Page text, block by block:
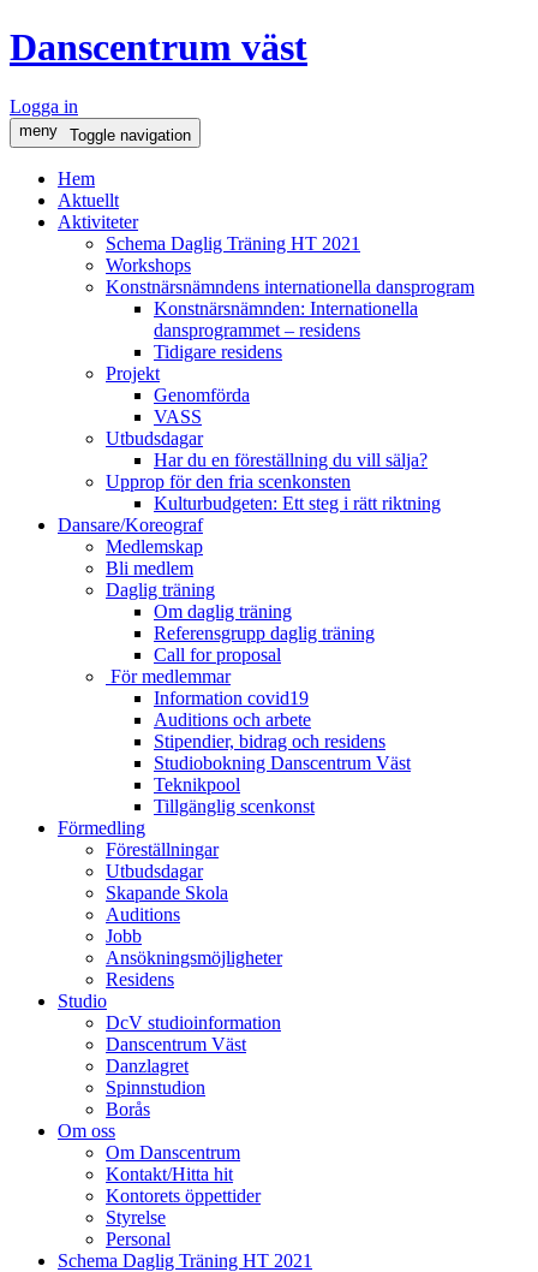
Danscentrum väst
Logga in
meny Toggle navigation
Hem
Aktuellt
Aktiviteter
Schema Daglig Träning HT 2021
Workshops
Konstnärsnämndens internationella dansprogram
Konstnärsnämnden: Internationella
dansprogrammet – residens
Tidigare residens
Projekt
Genomförda
VASS
Utbudsdagar
Har du en föreställning du vill sälja?
Upprop för den fria scenkonsten
Kulturbudgeten: Ett steg i rätt riktning
Dansare/Koreograf
Medlemskap
Bli medlem
Daglig träning
Om daglig träning
Referensgrupp daglig träning
Call for proposal
För medlemmar
Information covid19
Auditions och arbete
Stipendier, bidrag och residens
Studiobokning Danscentrum Väst
Teknikpool
Tillgänglig scenkonst
Förmedling
Föreställningar
Utbudsdagar
Skapande Skola
Auditions
Jobb
Ansökningsmöjligheter
Residens
Studio
DcV studioinformation
Danscentrum Väst
Danzlagret
Spinnstudion
Borås
Om oss
Om Danscentrum
Kontakt/Hitta hit
Kontorets öppettider
Styrelse
Personal
Schema Daglig Träning HT 2021